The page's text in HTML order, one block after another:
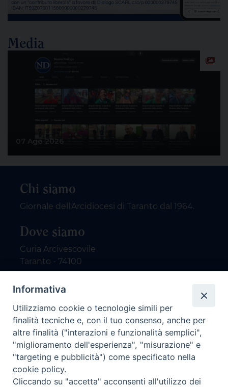
Media
Chi siamo
Giornale dell'Arcidiocesi di Taranto dal 1964.
Dove siamo
Curia Arcivescovile
Taranto - 74100
Contatti
email: redazione@nuovodialogo.com
marketing@nuovodialogo.com
tel: 0994525780
tel 2:
Newsletter
Informativa
Utilizziamo cookie o tecnologie simili per
finalità tecniche e, con il tuo consenso, anche per
altre finalità ("interazioni e funzionalità semplici",
"miglioramento dell'esperienza", "misurazione" e
"targeting e pubblicità") come specificato nella
cookie policy.
Cliccando su "accetta" acconsenti all'utilizzo dei